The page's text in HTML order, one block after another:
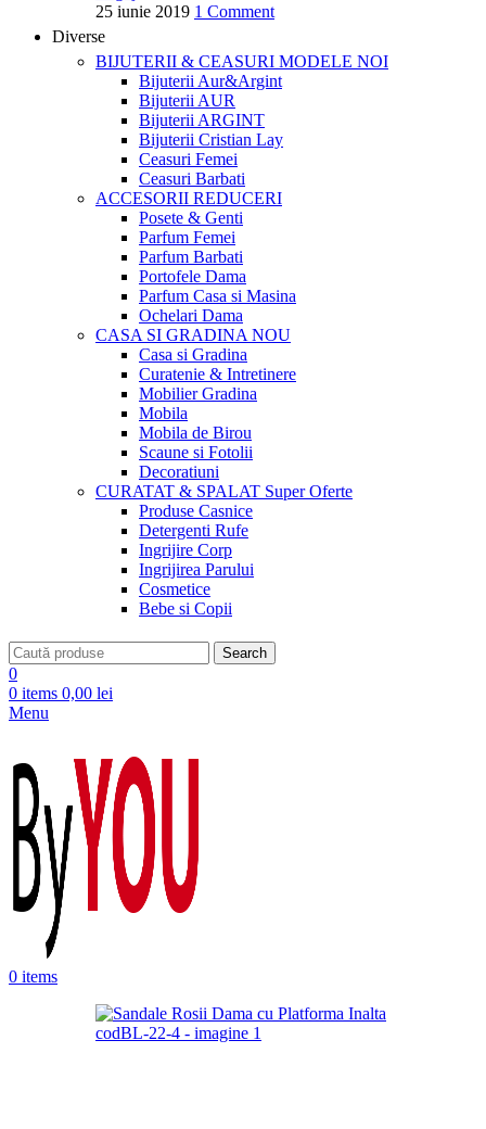
25 iunie 2019 1 Comment
Diverse
BIJUTERII & CEASURI MODELE NOI
Bijuterii Aur&Argint
Bijuterii AUR
Bijuterii ARGINT
Bijuterii Cristian Lay
Ceasuri Femei
Ceasuri Barbati
ACCESORII REDUCERI
Posete & Genti
Parfum Femei
Parfum Barbati
Portofele Dama
Parfum Casa si Masina
Ochelari Dama
CASA SI GRADINANOU
Casa si Gradina
Curatenie & Intretinere
Mobilier Gradina
Mobila
Mobila de Birou
Scaune si Fotolii
Decoratiuni
CURATAT & SPALAT Super Oferte
Produse Casnice
Detergenti Rufe
Ingrijire Corp
Ingrijirea Parului
Cosmetice
Bebe si Copii
Search
0
0 items 0,00 lei
Menu
0 items